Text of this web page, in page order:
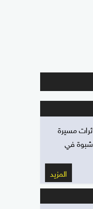
مسيرة
شبوة في
المزيد